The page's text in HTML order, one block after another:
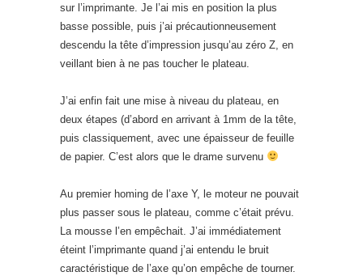
sur l’imprimante. Je l’ai mis en position la plus
basse possible, puis j’ai précautionneusement
descendu la tête d’impression jusqu’au zéro Z, en
veillant bien à ne pas toucher le plateau.
J’ai enfin fait une mise à niveau du plateau, en
deux étapes (d’abord en arrivant à 1mm de la tête,
puis classiquement, avec une épaisseur de feuille
de papier. C’est alors que le drame survenu
Au premier homing de l’axe Y, le moteur ne pouvait
plus passer sous le plateau, comme c’était prévu.
La mousse l’en empêchait. J’ai immédiatement
éteint l’imprimante quand j’ai entendu le bruit
caractéristique de l’axe qu’on empêche de tourner.